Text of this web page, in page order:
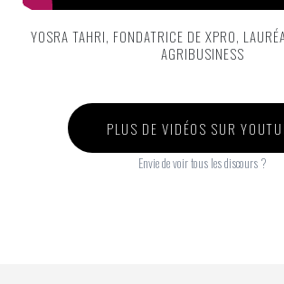
YOSRA TAHRI, FONDATRICE DE XPRO,
AGRIBUSINESS
PLUS DE VIDÉOS SUR
Envie de voir tous les discours ?